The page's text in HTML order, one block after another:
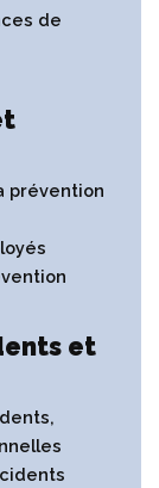
de
prévention
et